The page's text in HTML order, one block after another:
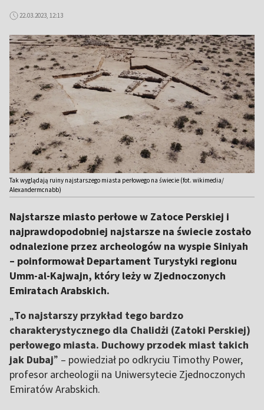
22.03.2023, 12:13
Tak wyglądają ruiny najstarszego miasta perłowego na świecie (fot. wikimedia/
Alexandermcnabb)
Najstarsze miasto perłowe w Zatoce Perskiej i
najprawdopodobniej najstarsze na świecie zostało
odnalezione przez archeologów na wyspie Siniyah
– poinformował Departament Turystyki regionu
Umm-al-Kajwajn, który leży w Zjednoczonych
Emiratach Arabskich.
„To najstarszy przykład tego bardzo
charakterystycznego dla Chalidżi (Zatoki Perskiej)
perłowego miasta. Duchowy przodek miast takich
jak Dubaj” – powiedział po odkryciu Timothy Power,
profesor archeologii na Uniwersytecie Zjednoczonych
Emiratów Arabskich.